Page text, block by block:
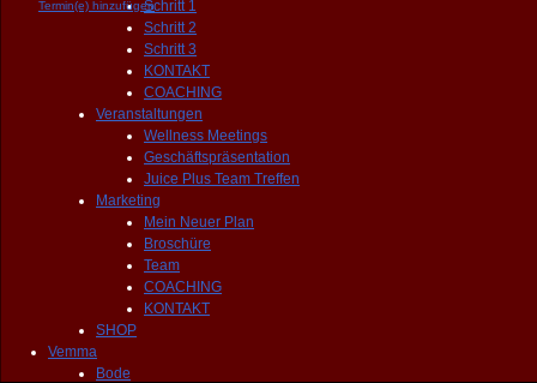
Schritt 1
Schritt 2
Schritt 3
KONTAKT
COACHING
Veranstaltungen
Wellness Meetings
Geschäftspräsentation
Juice Plus Team Treffen
Marketing
Mein Neuer Plan
Broschüre
Team
COACHING
KONTAKT
SHOP
Vemma
Bode
Termin(e) hinzufügen